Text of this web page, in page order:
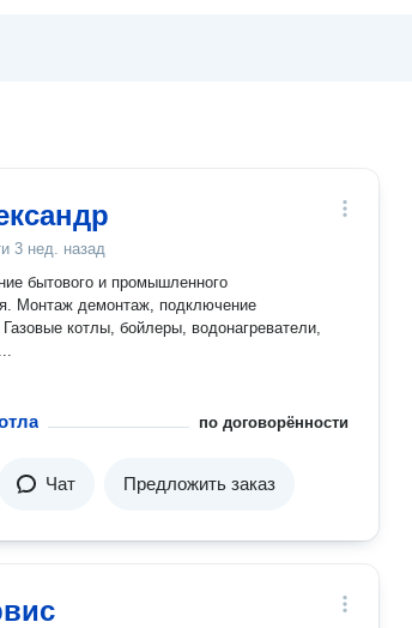
3 нед. назад
бытового и промышленного
по договорённости
Чат Предложить заказ